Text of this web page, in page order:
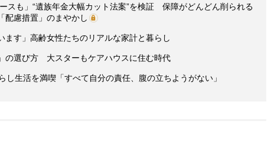
スも」“遺族年金大幅カット法案”を検証 保障がどんどん削られる
配慮措置」のまやかし
ます」高齢女性たちのリアルな家計と暮らし
の選び方 大スターもケアハウスに住む時代
し生活を満喫「すべて自分の責任、腹の立ちようがない」